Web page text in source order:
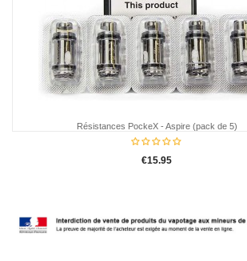
Tube de remplacement Pyrex PockeX - Aspire
€5.95